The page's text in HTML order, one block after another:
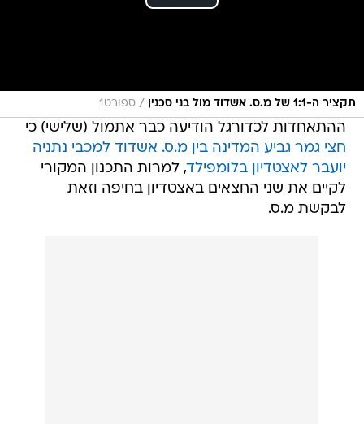
תקציר ה-1:1 של מ.ס. אשדוד מול בני סכנין / ספורט1
ההתאחדות לכדורגל הודיעה כבר אתמול (שלישי) כי
חצי גמר גביע המדינה בין מ.ס. אשדוד למכבי נתניה
יועבר לאצטדיון בלומפילד, למרות התכנון המקורי
לקיים את שני החצאים באצטדיון בחיפה וזאת
לבקשת מ.ס.